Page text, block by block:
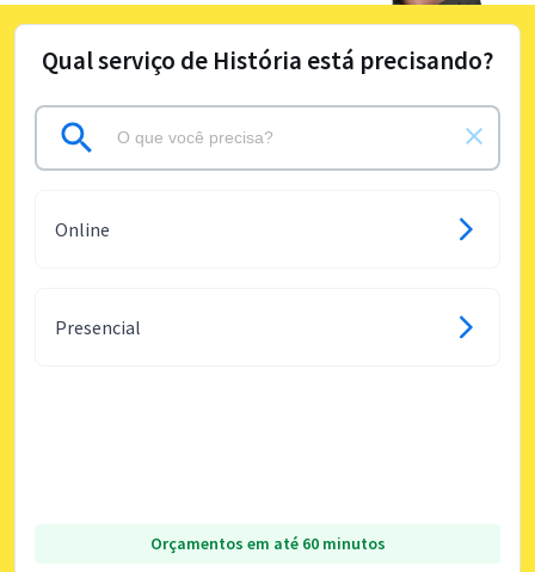
Qual serviço de História está precisando?
Online
Presencial
Orçamentos em até 60 minutos